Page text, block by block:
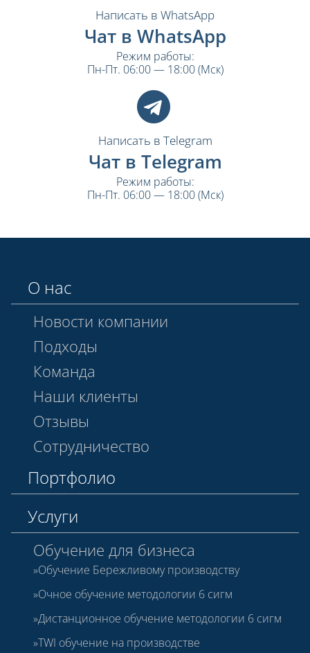
Написать в WhatsApp
Чат в WhatsApp
Режим работы:
Пн-Пт. 06:00 — 18:00 (Мск)
Написать в Telegram
Чат в Telegram
Режим работы:
Пн-Пт. 06:00 — 18:00 (Мск)
О нас
Новости компании
Подходы
Команда
Наши клиенты
Отзывы
Сотрудничество
Портфолио
Услуги
Обучение для бизнеса
Обучение Бережливому производству
Очное обучение методологии 6 сигм
Дистанционное обучение методологии 6 сигм
TWI обучение на производстве